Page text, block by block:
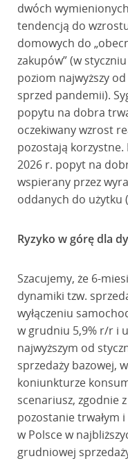
dwóch
tendencją do
domowych do
zakupów” (w
poziom najwyższy
sprzed pandemii).
popytu na dobra
oczekiwany wzrost
pozostają
2026 r. popyt na
wspierany przez
oddanych do użytku
Ryzyko w górę dla
Szacujemy, że 6-
dynamiki tzw.
wyłączeniu
w grudniu 5,9% r/r i
najwyższym od
sprzedaży bazowej,
koniunkturze
scenariusz, zgodnie
pozostanie trwałym
w Polsce w
grudniowej